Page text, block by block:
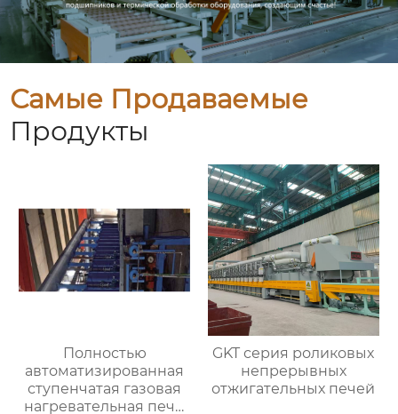
Самые Продаваемые
Продукты
Полностью
автоматизированная
ступенчатая газовая
нагревательная печь,
GKT серия роликовых
непрерывных
отжигательных печей